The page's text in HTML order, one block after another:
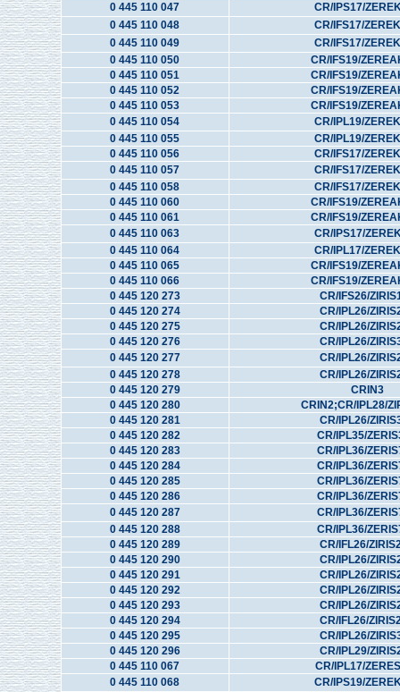
0 445 110 047
CR/IPS17/
0 445 110 048
CR/IFS17/
0 445 110 049
CR/IFS17/
0 445 110 050
CR/IFS19/
0 445 110 051
CR/IFS19/
0 445 110 052
CR/IFS19/
0 445 110 053
CR/IFS19/
0 445 110 054
CR/IPL19/
0 445 110 055
CR/IPL19/
0 445 110 056
CR/IFS17/
0 445 110 057
CR/IFS17/
0 445 110 058
CR/IFS17/
0 445 110 060
CR/IFS19/
0 445 110 061
CR/IFS19/
0 445 110 063
CR/IPS17/
0 445 110 064
CR/IPL17/
0 445 110 065
CR/IFS19/
0 445 110 066
CR/IFS19/
0 445 120 273
CR/IFS26/
0 445 120 274
CR/IPL26/
0 445 120 275
CR/IPL26/
0 445 120 276
CR/IPL26/
0 445 120 277
CR/IPL26/
0 445 120 278
CR/IPL26/
0 445 120 279
CRIN3
0 445 120 280
CRIN2;CR/IPL28/
0 445 120 281
CR/IPL26/
0 445 120 282
CR/IPL35/
0 445 120 283
CR/IPL36/
0 445 120 284
CR/IPL36/
0 445 120 285
CR/IPL36/
0 445 120 286
CR/IPL36/
0 445 120 287
CR/IPL36/
0 445 120 288
CR/IPL36/
0 445 120 289
CR/IFL26/
0 445 120 290
CR/IPL26/
0 445 120 291
CR/IPL26/
0 445 120 292
CR/IPL26/
0 445 120 293
CR/IPL26/
0 445 120 294
CR/IFL26/
0 445 120 295
CR/IPL26/
0 445 120 296
CR/IPL29/
0 445 110 067
CR/IPL17/
0 445 110 068
CR/IPS19/